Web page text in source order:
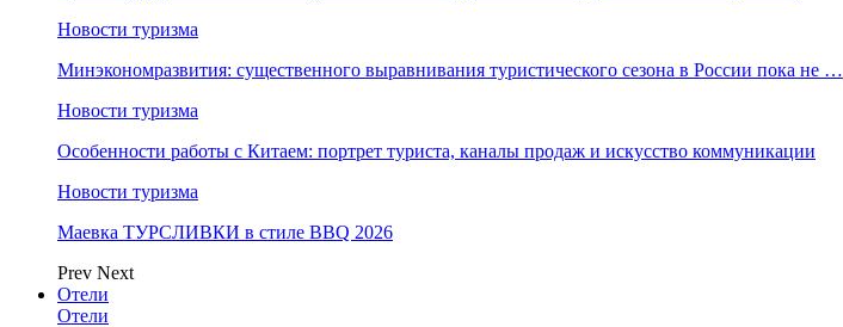
Новости туризма
Минэкономразвития: существенного выравнивания туристического сезона в России пока не …
Новости туризма
Особенности работы с Китаем: портрет туриста, каналы продаж и искусство коммуникации
Новости туризма
Маевка ТУРСЛИВКИ в стиле BBQ 2026
Prev Next
Отели
Отели